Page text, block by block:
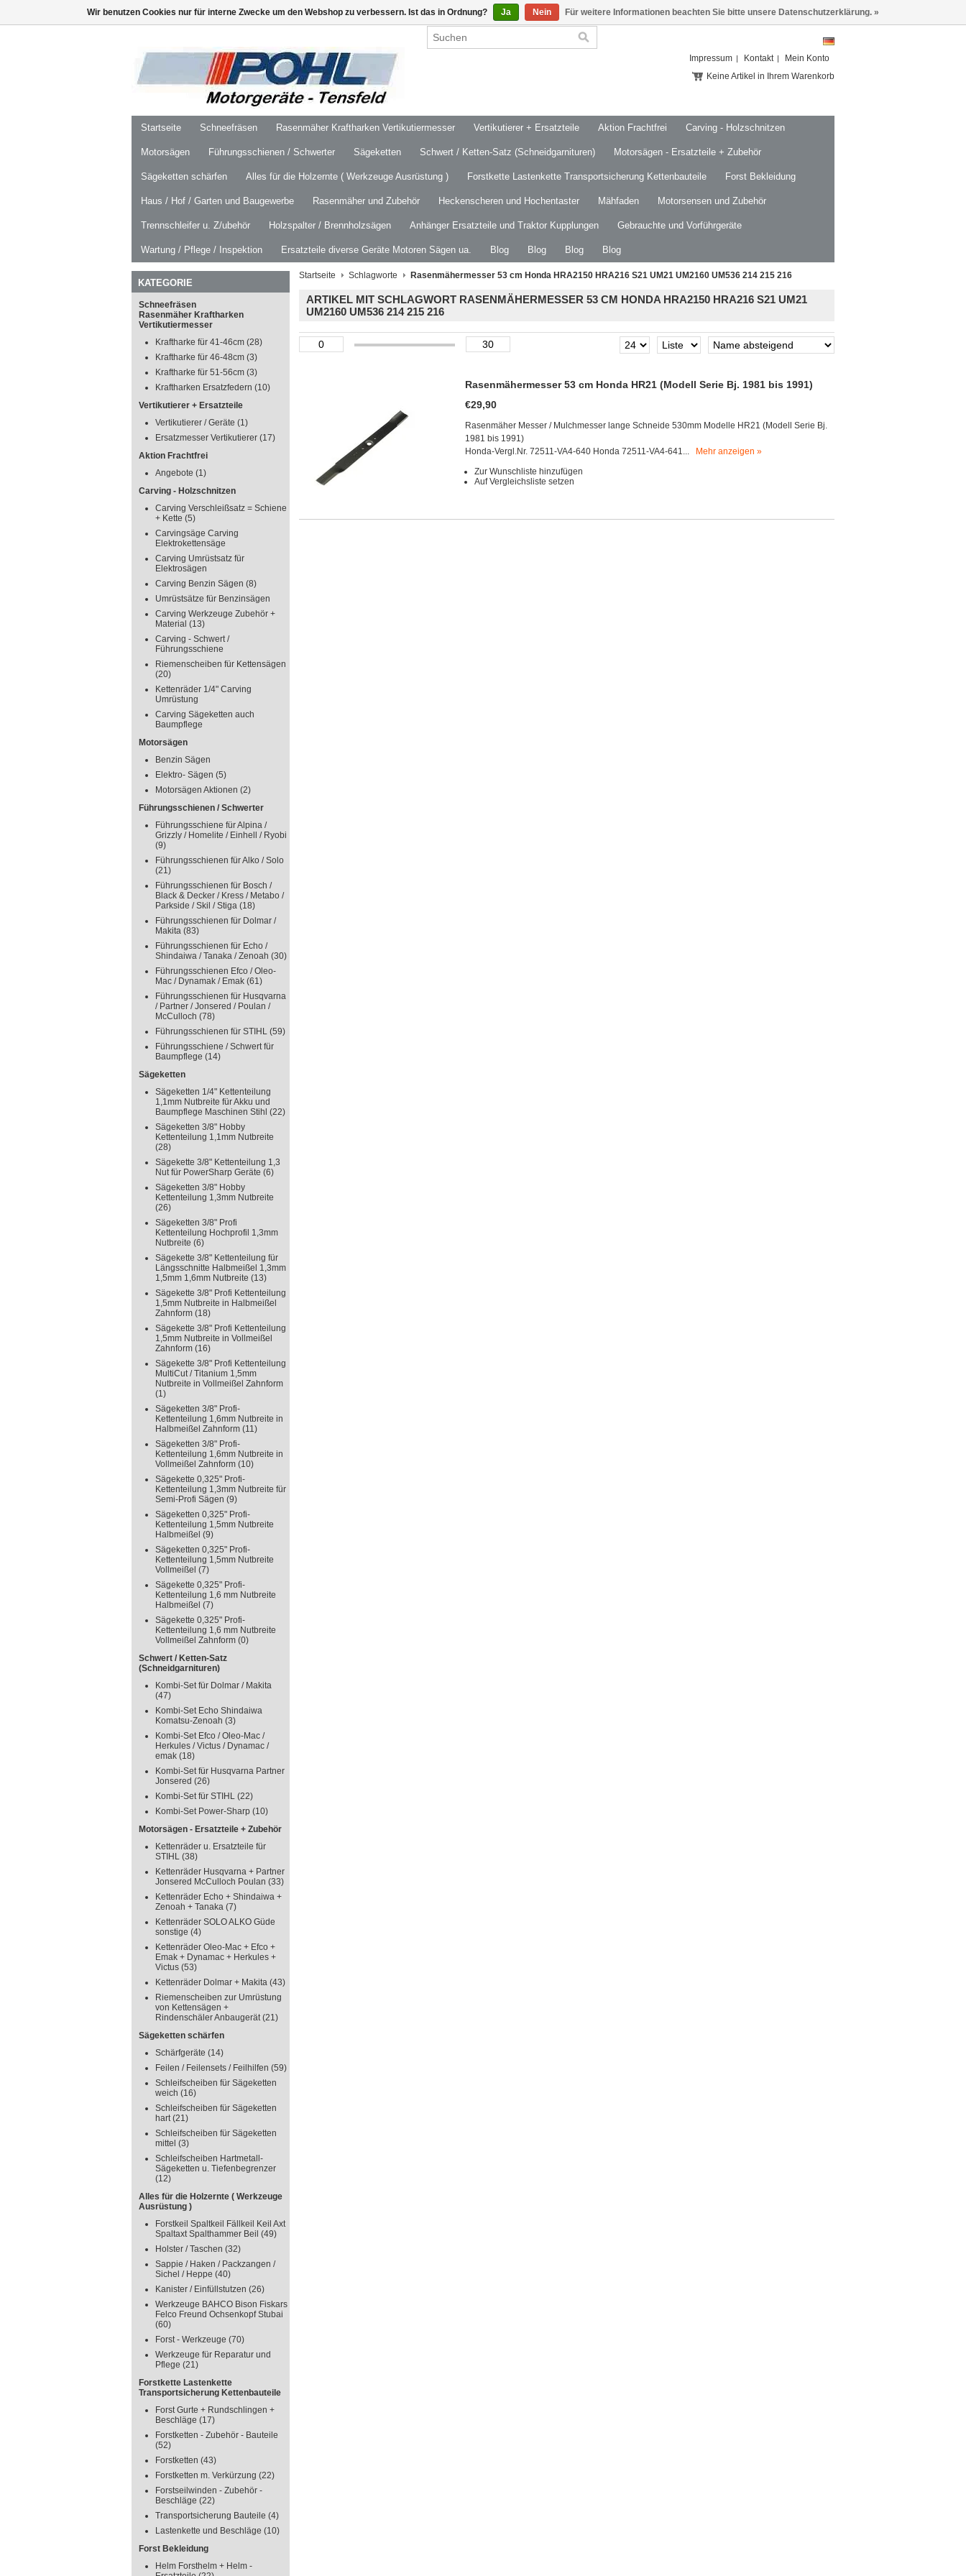
Impressum Kontakt
Mein Konto
Keine Artikel in Ihrem Warenkorb
Startseite Schneefräsen Rasenmäher Kraftharken Vertikutiermesser Vertikutierer + Ersatzteile Aktion Frachtfrei Carving - Holzschnitzen
Motorsägen Führungsschienen / Schwerter Sägeketten Schwert / Ketten-Satz (Schneidgarnituren) Motorsägen - Ersatzteile + Zubehör
Sägeketten schärfen Alles für die Holzernte ( Werkzeuge Ausrüstung ) Forstkette Lastenkette Transportsicherung Kettenbauteile Forst Bekleidung
Haus / Hof / Garten und Baugewerbe Rasenmäher und Zubehör Heckenscheren und Hochentaster Mähfaden Motorsensen und Zubehör
Trennschleifer u. Z/ubehör Holzspalter / Brennholzsägen Anhänger Ersatzteile und Traktor Kupplungen Gebrauchte und Vorführgeräte
Wartung / Pflege / Inspektion Ersatzteile diverse Geräte Motoren Sägen ua. Blog Blog Blog Blog
KATEGORIE
Schneefräsen
Rasenmäher Kraftharken
Vertikutiermesser
Kraftharke für 41-46cm (28)
Kraftharke für 46-48cm (3)
Kraftharke für 51-56cm (3)
Kraftharken Ersatzfedern (10)
Vertikutierer + Ersatzteile
Vertikutierer / Geräte (1)
Ersatzmesser Vertikutierer (17)
Aktion Frachtfrei
Angebote (1)
Carving - Holzschnitzen
Carving Verschleißsatz = Schiene
+ Kette (5)
Carvingsäge Carving
Elektrokettensäge
Carving Umrüstsatz für
Elektrosägen
Carving Benzin Sägen (8)
Umrüstsätze für Benzinsägen
Carving Werkzeuge Zubehör +
Material (13)
Carving - Schwert /
Führungsschiene
Riemenscheiben für Kettensägen
(20)
Kettenräder 1/4" Carving
Umrüstung
Carving Sägeketten auch
Baumpflege
Motorsägen
Benzin Sägen
Elektro- Sägen (5)
Motorsägen Aktionen (2)
Führungsschienen / Schwerter
Führungsschiene für Alpina /
Grizzly / Homelite / Einhell / Ryobi
(9)
Führungsschienen für Alko / Solo
(21)
Führungsschienen für Bosch /
Black & Decker / Kress / Metabo /
Parkside / Skil / Stiga (18)
Führungsschienen für Dolmar /
Makita (83)
Führungsschienen für Echo /
Shindaiwa / Tanaka / Zenoah (30)
Führungsschienen Efco / Oleo-
Mac / Dynamak / Emak (61)
Führungsschienen für Husqvarna
/ Partner / Jonsered / Poulan /
McCulloch (78)
Führungsschienen für STIHL (59)
Führungsschiene / Schwert für
Baumpflege (14)
Sägeketten
Sägeketten 1/4" Kettenteilung
1,1mm Nutbreite für Akku und
Baumpflege Maschinen Stihl (22)
Sägeketten 3/8" Hobby
Kettenteilung 1,1mm Nutbreite
(28)
Sägekette 3/8" Kettenteilung 1,3
Nut für PowerSharp Geräte (6)
Sägeketten 3/8" Hobby
Kettenteilung 1,3mm Nutbreite
(26)
Sägeketten 3/8" Profi
Kettenteilung Hochprofil 1,3mm
Nutbreite (6)
Sägekette 3/8" Kettenteilung für
Längsschnitte Halbmeißel 1,3mm
1,5mm 1,6mm Nutbreite (13)
Sägekette 3/8" Profi Kettenteilung
1,5mm Nutbreite in Halbmeißel
Zahnform (18)
Sägekette 3/8" Profi Kettenteilung
1,5mm Nutbreite in Vollmeißel
Zahnform (16)
Sägekette 3/8" Profi Kettenteilung
MultiCut / Titanium 1,5mm
Nutbreite in Vollmeißel Zahnform
(1)
Sägeketten 3/8" Profi-
Kettenteilung 1,6mm Nutbreite in
Halbmeißel Zahnform (11)
Sägeketten 3/8" Profi-
Kettenteilung 1,6mm Nutbreite in
Vollmeißel Zahnform (10)
Sägekette 0,325" Profi-
Kettenteilung 1,3mm Nutbreite für
Semi-Profi Sägen (9)
Sägeketten 0,325" Profi-
Kettenteilung 1,5mm Nutbreite
Halbmeißel (9)
Sägeketten 0,325" Profi-
Kettenteilung 1,5mm Nutbreite
Vollmeißel (7)
Sägekette 0,325" Profi-
Kettenteilung 1,6 mm Nutbreite
Halbmeißel (7)
Sägekette 0,325" Profi-
Kettenteilung 1,6 mm Nutbreite
Vollmeißel Zahnform (0)
Schwert / Ketten-Satz
(Schneidgarnituren)
Kombi-Set für Dolmar / Makita
(47)
Kombi-Set Echo Shindaiwa
Komatsu-Zenoah (3)
Kombi-Set Efco / Oleo-Mac /
Herkules / Victus / Dynamac /
emak (18)
Kombi-Set für Husqvarna Partner
Jonsered (26)
Kombi-Set für STIHL (22)
Kombi-Set Power-Sharp (10)
Motorsägen - Ersatzteile + Zubehör
Kettenräder u. Ersatzteile für
STIHL (38)
Kettenräder Husqvarna + Partner
Jonsered McCulloch Poulan (33)
Kettenräder Echo + Shindaiwa +
Zenoah + Tanaka (7)
Kettenräder SOLO ALKO Güde
sonstige (4)
Kettenräder Oleo-Mac + Efco +
Emak + Dynamac + Herkules +
Victus (53)
Kettenräder Dolmar + Makita (43)
Riemenscheiben zur Umrüstung
von Kettensägen +
Rindenschäler Anbaugerät(21)
Sägeketten schärfen
Schärfgeräte (14)
Feilen / Feilensets / Feilhilfen (59)
Schleifscheiben für Sägeketten
weich (16)
Schleifscheiben für Sägeketten
hart(21)
Schleifscheiben für Sägeketten
mittel (3)
Schleifscheiben Hartmetall-
Sägeketten u. Tiefenbegrenzer
(12)
Alles für die Holzernte ( Werkzeuge
Ausrüstung )
Forstkeil Spaltkeil Fällkeil Keil Axt
Spaltaxt Spalthammer Beil (49)
Holster / Taschen (32)
Sappie / Haken / Packzangen /
Sichel / Heppe (40)
Kanister / Einfüllstutzen (26)
Werkzeuge BAHCO Bison Fiskars
Felco Freund Ochsenkopf Stubai
(60)
Forst - Werkzeuge (70)
Werkzeuge für Reparatur und
Pflege (21)
Forstkette Lastenkette
Transportsicherung Kettenbauteile
Forst Gurte + Rundschlingen +
Beschläge (17)
Forstketten - Zubehör - Bauteile
(52)
Forstketten (43)
Forstketten m. Verkürzung (22)
Forstseilwinden - Zubehör -
Beschläge (22)
Transportsicherung Bauteile (4)
Lastenkette und Beschläge (10)
Forst Bekleidung
Helm Forsthelm + Helm -
Startseite Schlagworte Rasenmähermesser 53 cm Honda HRA2150 HRA216 S21 UM21 UM2160 UM536 214 215 216
ARTIKEL MIT SCHLAGWORT RASENMÄHERMESSER 53 CM HONDA HRA2150 HRA216 S21 UM21
UM2160 UM536 214 215 216
Rasenmähermesser 53 cm Honda HR21 (Modell Serie Bj. 1981 bis 1991)
€29,90
Rasenmäher Messer / Mulchmesser lange Schneide 530mm Modelle HR21 (Modell Serie Bj.
1981 bis 1991)
Honda-Vergl.Nr. 72511-VA4-640 Honda 72511-VA4-641...
Mehr anzeigen »
Zur Wunschliste hinzufügen
Auf Vergleichsliste setzen
Wir benutzen Cookies nur für interne Zwecke um den Webshop zu verbessern. Ist das in Ordnung? Ja Nein Für weitere Informationen beachten Sie bitte unsere Datenschutzerklärung. »